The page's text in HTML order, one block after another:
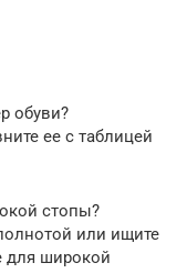
обуви?
ее с таблицей
стопы?
или ищите
для широкой